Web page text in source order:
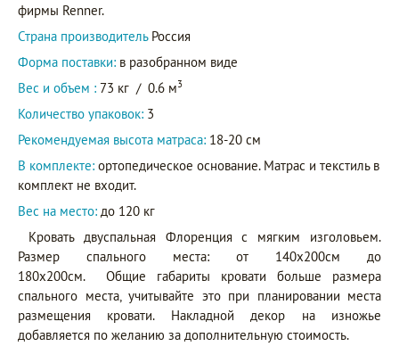
фирмы Renner.
Страна производитель Россия
Форма поставки: в разобранном виде
Вес и объем : 73 кг / 0.6 м3
Количество упаковок: 3
Рекомендуемая высота матраса: 18-20 см
В комплекте: ортопедическое основание. Матрас и текстиль в
комплект не входит.
Вес на место: до 120 кг
Кровать двуспальная Флоренция с мягким изголовьем.
Размер спального места: от 140x200см до
180x200см. Общие габариты кровати больше размера
спального места, учитывайте это при планировании места
размещения кровати. Накладной декор на изножье
добавляется по желанию за дополнительную стоимость.